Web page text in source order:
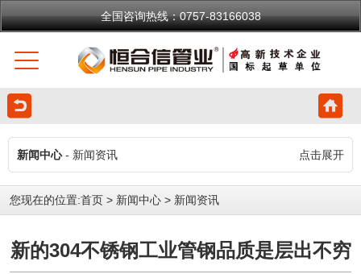
全国咨询热线：0757-83166038
新闻中心- 新闻资讯 点击展开
您现在的位置:首页 > 新闻中心 > 新闻资讯
新的304不锈钢工业管钢品质是层出不穷